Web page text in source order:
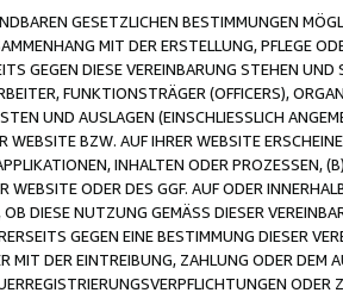
GESETZLICHEN BESTIMMUNGEN
MIT DER ERSTELLUNG, PFLEGE
GEGEN DIESE VEREINBARUNG STEHEN
FUNKTIONSTRÄGER (OFFICERS),
UND AUSLAGEN (EINSCHLIESSLICH
BZW. AUF IHRER WEBSITE
INHALTEN ODER PROZESSEN,
ODER DES GGF. AUF ODER
DIESE NUTZUNG GEMÄSS DIESER
GEGEN EINE BESTIMMUNG DIESER
DER EINTREIBUNG, ZAHLUNG ODER DEM
ODER